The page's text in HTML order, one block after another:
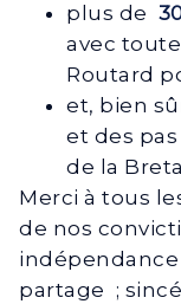
plus de
avec
Routard
et, bien
et des
de la
Merci à tous
de nos
partage ;